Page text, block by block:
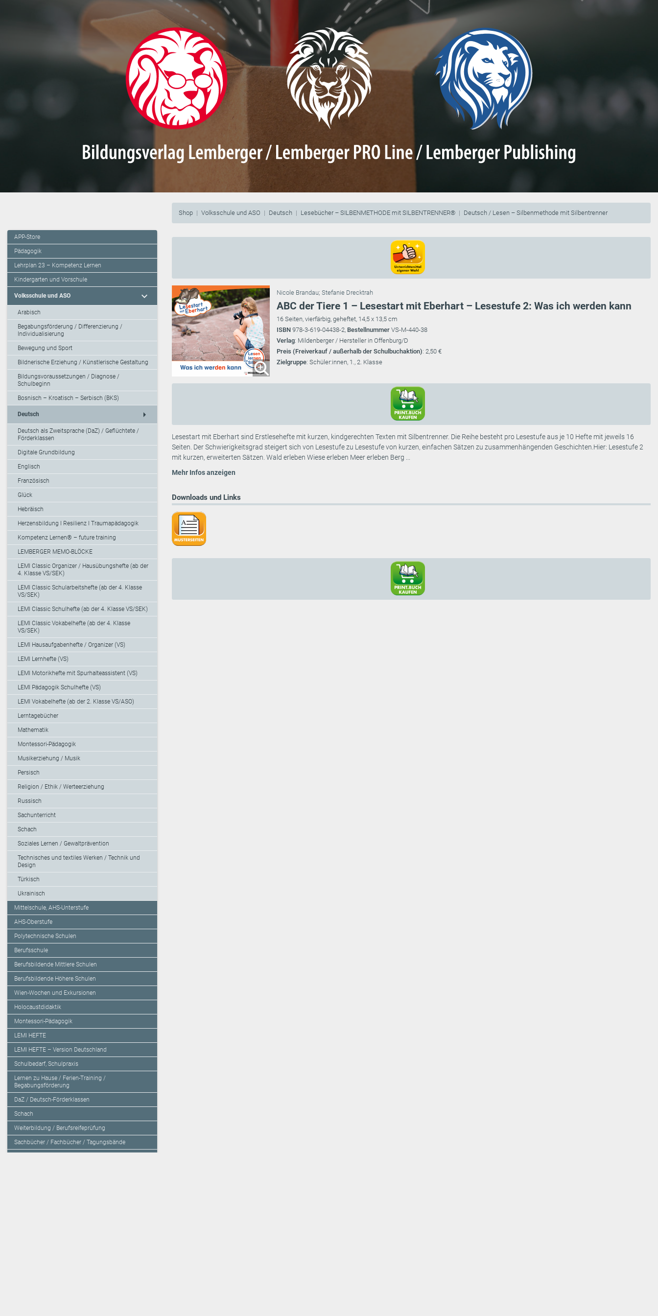
Shop Volksschule und ASO Deutsch Lesebücher – SILBENMETHODE mit SILBENTRENNER® Deutsch / Lesen – Silbenmethode mit Silbentrenner
APP-Store
Pädagogik
Lehrplan 23 – Kompetenz Lernen
Kindergarten und Vorschule
Volksschule und ASO expand_more
Arabisch
Begabungsförderung / Differenzierung /
Individualisierung
Bewegung und Sport
Bildnerische Erziehung / Künstlerische Gestaltung
Bildungsvoraussetzungen / Diagnose /
Schulbeginn
Bosnisch – Kroatisch – Serbisch (BKS)
Deutsch arrow_right
Deutsch als Zweitsprache (DaZ) / Geflüchtete /
Förderklassen
Digitale Grundbildung
Englisch
Französisch
Glück
Hebräisch
Herzensbildung I Resilienz I Traumapädagogik
Kompetenz Lernen® – future training
LEMBERGER MEMO-BLÖCKE
LEMI Classic Organizer / Hausübungshefte (ab der
4. Klasse VS/SEK)
LEMI Classic Schularbeitshefte (ab der 4. Klasse
VS/SEK)
LEMI Classic Schulhefte (ab der 4. Klasse VS/SEK)
LEMI Classic Vokabelhefte (ab der 4. Klasse
VS/SEK)
LEMI Hausaufgabenhefte / Organizer (VS)
LEMI Lernhefte (VS)
LEMI Motorikhefte mit Spurhalteassistent (VS)
LEMI Pädagogik Schulhefte (VS)
LEMI Vokabelhefte (ab der 2. Klasse VS/ASO)
Lerntagebücher
Mathematik
Montessori-Pädagogik
Musikerziehung / Musik
Persisch
Religion / Ethik / Werteerziehung
Russisch
Sachunterricht
Schach
Soziales Lernen / Gewaltprävention
Technisches und textiles Werken / Technik und
Design
Türkisch
Ukrainisch
Mittelschule, AHS-Unterstufe
AHS-Oberstufe
Polytechnische Schulen
Berufsschule
Berufsbildende Mittlere Schulen
Berufsbildende Höhere Schulen
Wien-Wochen und Exkursionen
Holocaustdidaktik
Montessori-Pädagogik
LEMI HEFTE
LEMI HEFTE – Version Deutschland
Schulbedarf, Schulpraxis
Lernen zu Hause / Ferien-Training /
Begabungsförderung
DaZ / Deutsch-Förderklassen
Schach
Weiterbildung / Berufsreifeprüfung
Sachbücher / Fachbücher / Tagungsbände
Nicole Brandau; Stefanie Drecktrah
ABC der Tiere 1 – Lesestart mit Eberhart – Lesestufe 2: Was ich werden kann
16 Seiten, vierfärbig, geheftet, 14,5 x 13,5 cm
ISBN 978-3-619-04438-2, Bestellnummer VS-M-440-38
Verlag: Mildenberger / Hersteller in Offenburg/D
Preis (Freiverkauf / außerhalb der Schulbuchaktion): 2,50 €
Zielgruppe: Schüler:innen, 1., 2. Klasse
Lesestart mit Eberhart sind Erstlesehefte mit kurzen, kindgerechten Texten mit Silbentrenner. Die Reihe besteht pro Lesestufe aus je 10 Hefte mit jeweils 16
Seiten. Der Schwierigkeitsgrad steigert sich von Lesestufe zu Lesestufe von kurzen, einfachen Sätzen zu zusammenhängenden Geschichten.Hier: Lesestufe 2
mit kurzen, erweiterten Sätzen. Wald erleben Wiese erleben Meer erleben Berg ...
Mehr Infos anzeigen
Downloads und Links